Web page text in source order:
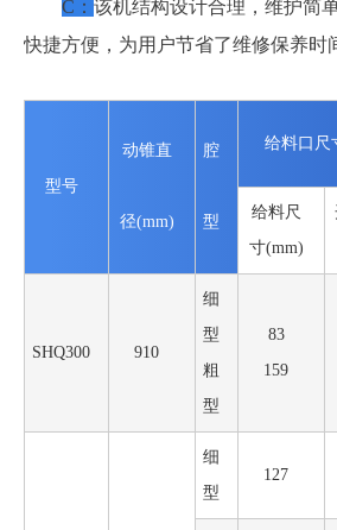
C ： 该机结构设计合理，维护简
快捷方便，为用户节省了维修保养时
型号
动锥直
径(mm)
腔
型
给料口尺
给料尺
寸(mm)
SHQ300 910
细
型
粗
型
83
159
细
型
127